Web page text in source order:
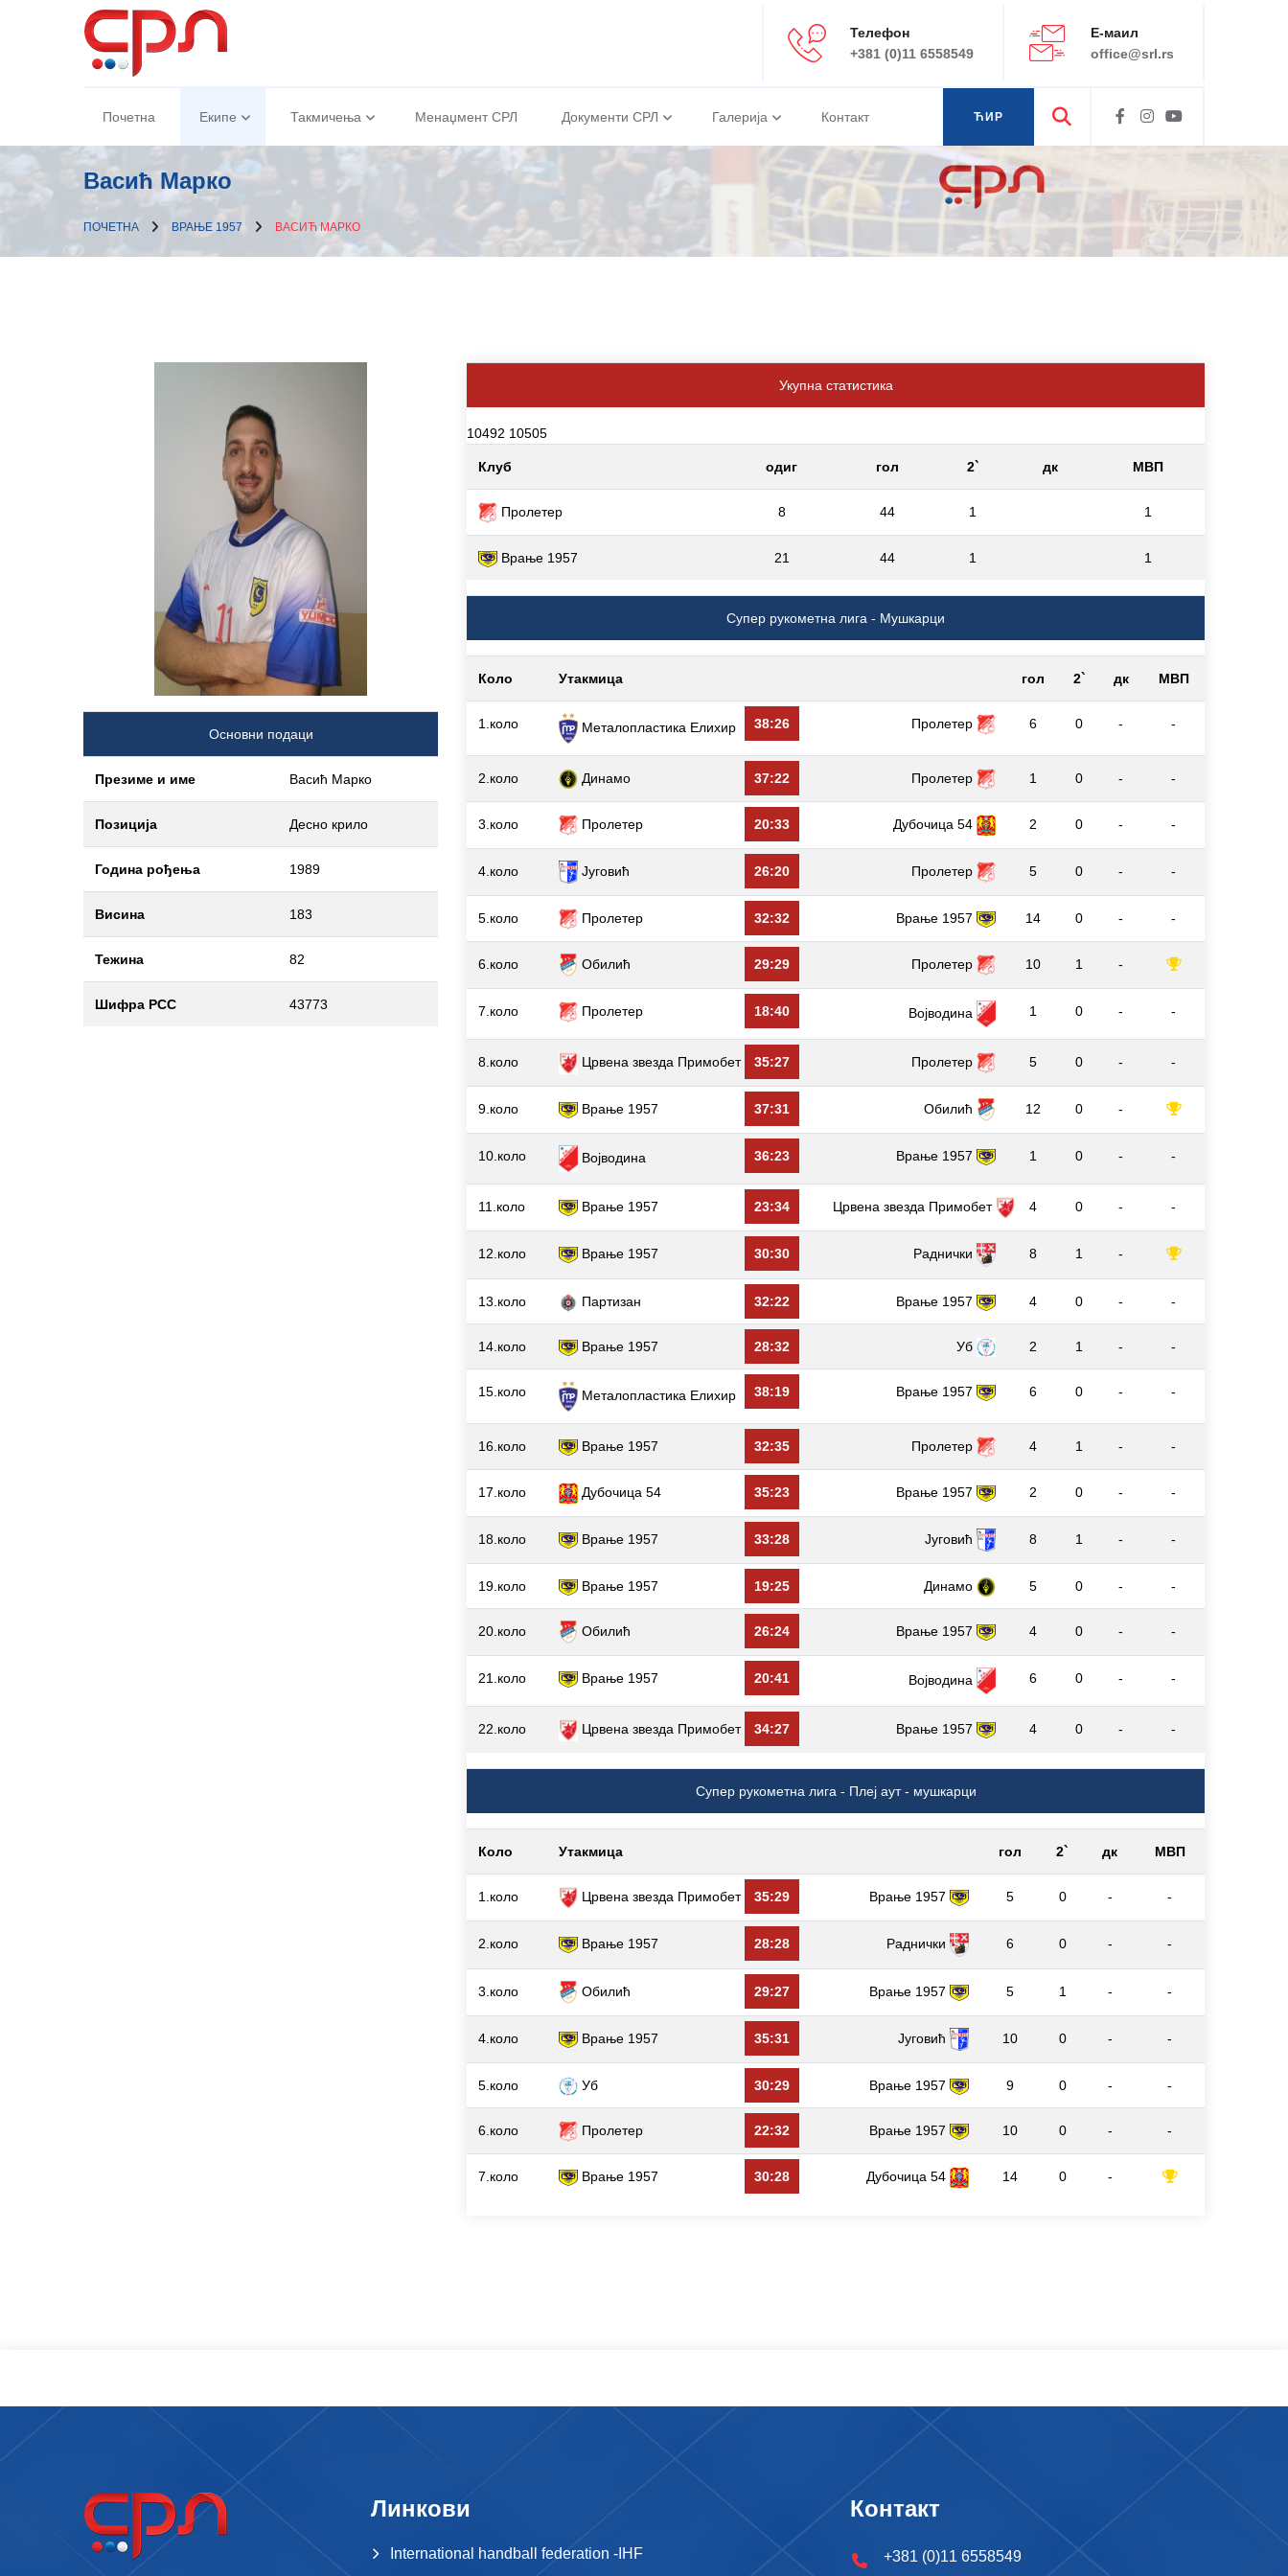
Телефон
+381 (0)11 6558549
Е-маил
office@srl.rs
Почетна Екипе Такмичења Менаџмент СРЛ Документи СРЛ Галерија Контакт
ЋИР
Васић Марко
ПОЧЕТНА ВРАЊЕ 1957 ВАСИЋ МАРКО
Основни подаци
Презиме и име Васић Марко
Позиција Десно крило
Година рођења 1989
Висина 183
Тежина 82
Шифра РСС 43773
Укупна статистика
10492 10505
Клуб одиг гол 2` дк МВП
Пролетер 8 44 1 1
Врање 1957 21 44 1 1
Супер рукометна лига - Мушкарци
Коло Утакмица гол 2` дк МВП
1.коло Металопластика Елиxир 38:26 Пролетер 6 0 - -
2.коло Динамо 37:22 Пролетер 1 0 - -
3.коло Пролетер 20:33 Дубочица 54 2 0 - -
4.коло Југовић 26:20 Пролетер 5 0 - -
5.коло Пролетер 32:32 Врање 1957 14 0 - -
6.коло Обилић 29:29 Пролетер 10 1 -
7.коло Пролетер 18:40 Војводина 1 0 - -
8.коло Црвена звезда Примобет 35:27 Пролетер 5 0 - -
9.коло Врање 1957 37:31 Обилић 12 0 -
10.коло Војводина 36:23 Врање 1957 1 0 - -
11.коло Врање 1957 23:34 Црвена звезда Примобет 4 0 - -
12.коло Врање 1957 30:30 Раднички 8 1 -
13.коло Партизан 32:22 Врање 1957 4 0 - -
14.коло Врање 1957 28:32 Уб 2 1 - -
15.коло Металопластика Елиxир 38:19 Врање 1957 6 0 - -
16.коло Врање 1957 32:35 Пролетер 4 1 - -
17.коло Дубочица 54 35:23 Врање 1957 2 0 - -
18.коло Врање 1957 33:28 Југовић 8 1 - -
19.коло Врање 1957 19:25 Динамо 5 0 - -
20.коло Обилић 26:24 Врање 1957 4 0 - -
21.коло Врање 1957 20:41 Војводина 6 0 - -
22.коло Црвена звезда Примобет 34:27 Врање 1957 4 0 - -
Супер рукометна лига - Плеј аут - мушкарци
Коло Утакмица гол 2` дк МВП
1.коло Црвена звезда Примобет 35:29 Врање 1957 5 0 - -
2.коло Врање 1957 28:28 Раднички 6 0 - -
3.коло Обилић 29:27 Врање 1957 5 1 - -
4.коло Врање 1957 35:31 Југовић 10 0 - -
5.коло Уб 30:29 Врање 1957 9 0 - -
6.коло Пролетер 22:32 Врање 1957 10 0 - -
7.коло Врање 1957 30:28 Дубочица 54 14 0 -
Линкови
International handball federation -IHF
Контакт
+381 (0)11 6558549